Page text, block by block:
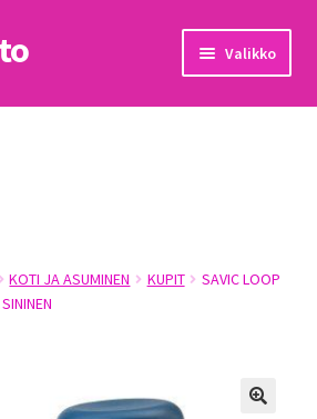
Valikko
KOTI JA ASUMINEN KUPIT
SAVIC LOOP